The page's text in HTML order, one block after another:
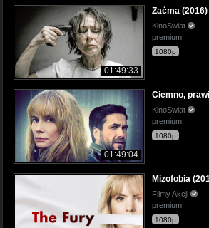
01:49:33
Zaćma (2016)
KinoSwiat
premium
1080p
01:49:04
Ciemno,
KinoSwiat
premium
1080p
Mizofobia
Filmy Akcji
premium
1080p